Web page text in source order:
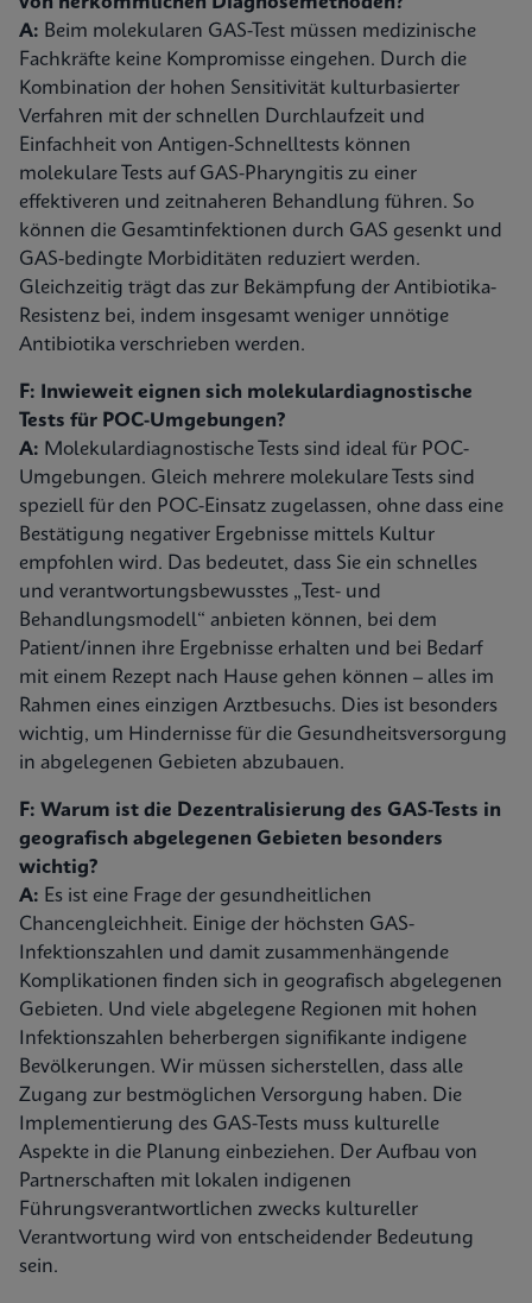
A: Beim molekularen GAS-Test müssen medizinische
Fachkräfte keine Kompromisse eingehen. Durch die
Kombination der hohen Sensitivität kulturbasierter
Verfahren mit der schnellen Durchlaufzeit und
Einfachheit von Antigen-Schnelltests können
molekulare Tests auf GAS-Pharyngitis zu einer
effektiveren und zeitnaheren Behandlung führen. So
können die Gesamtinfektionen durch GAS gesenkt und
GAS-bedingte Morbiditäten reduziert werden.
Gleichzeitig trägt das zur Bekämpfung der Antibiotika-
Resistenz bei, indem insgesamt weniger unnötige
Antibiotika verschrieben werden.
F: Inwieweit eignen sich molekulardiagnostische
Tests für POC-Umgebungen?
A: Molekulardiagnostische Tests sind ideal für POC-
Umgebungen. Gleich mehrere molekulare Tests sind
speziell für den POC-Einsatz zugelassen, ohne dass eine
Bestätigung negativer Ergebnisse mittels Kultur
empfohlen wird. Das bedeutet, dass Sie ein schnelles
und verantwortungsbewusstes „Test- und
Behandlungsmodell“ anbieten können, bei dem
Patient/innen ihre Ergebnisse erhalten und bei Bedarf
mit einem Rezept nach Hause gehen können – alles im
Rahmen eines einzigen Arztbesuchs. Dies ist besonders
wichtig, um Hindernisse für die Gesundheitsversorgung
in abgelegenen Gebieten abzubauen.
F: Warum ist die Dezentralisierung des GAS-Tests in
geografisch abgelegenen Gebieten besonders
wichtig?
A: Es ist eine Frage der gesundheitlichen
Chancengleichheit. Einige der höchsten GAS-
Infektionszahlen und damit zusammenhängende
Komplikationen finden sich in geografisch abgelegenen
Gebieten. Und viele abgelegene Regionen mit hohen
Infektionszahlen beherbergen signifikante indigene
Bevölkerungen. Wir müssen sicherstellen, dass alle
Zugang zur bestmöglichen Versorgung haben. Die
Implementierung des GAS-Tests muss kulturelle
Aspekte in die Planung einbeziehen. Der Aufbau von
Partnerschaften mit lokalen indigenen
Führungsverantwortlichen zwecks kultureller
Verantwortung wird von entscheidender Bedeutung
sein.